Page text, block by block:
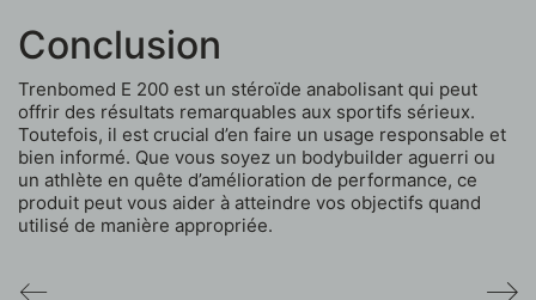
Conclusion
Trenbomed E 200 est un stéroïde anabolisant qui peut
offrir des résultats remarquables aux sportifs sérieux.
Toutefois, il est crucial d’en faire un usage responsable et
bien informé. Que vous soyez un bodybuilder aguerri ou
un athlète en quête d’amélioration de performance, ce
produit peut vous aider à atteindre vos objectifs quand
utilisé de manière appropriée.